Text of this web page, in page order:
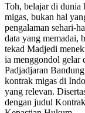
Toh, belajar di dunia
migas, bukan hal
pengalaman sehari-
data yang memadai,
tekad Madjedi
ia menggondol gelar
Padjadjaran
kontrak migas di
yang relevan.
dengan judul